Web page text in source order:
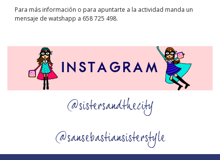
Para más información o para apuntarte a la actividad manda un
mensaje de watshapp a 658 725 498.
@sistersandthecity
@sansebastiansisterstyle